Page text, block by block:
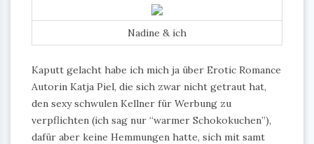
Nadine & ich
Kaputt gelacht habe ich mich ja über Erotic Romance
Autorin Katja Piel, die sich zwar nicht getraut hat,
den sexy schwulen Kellner für Werbung zu
verpflichten (ich sag nur “warmer Schokokuchen”),
dafür aber keine Hemmungen hatte, sich mit samt